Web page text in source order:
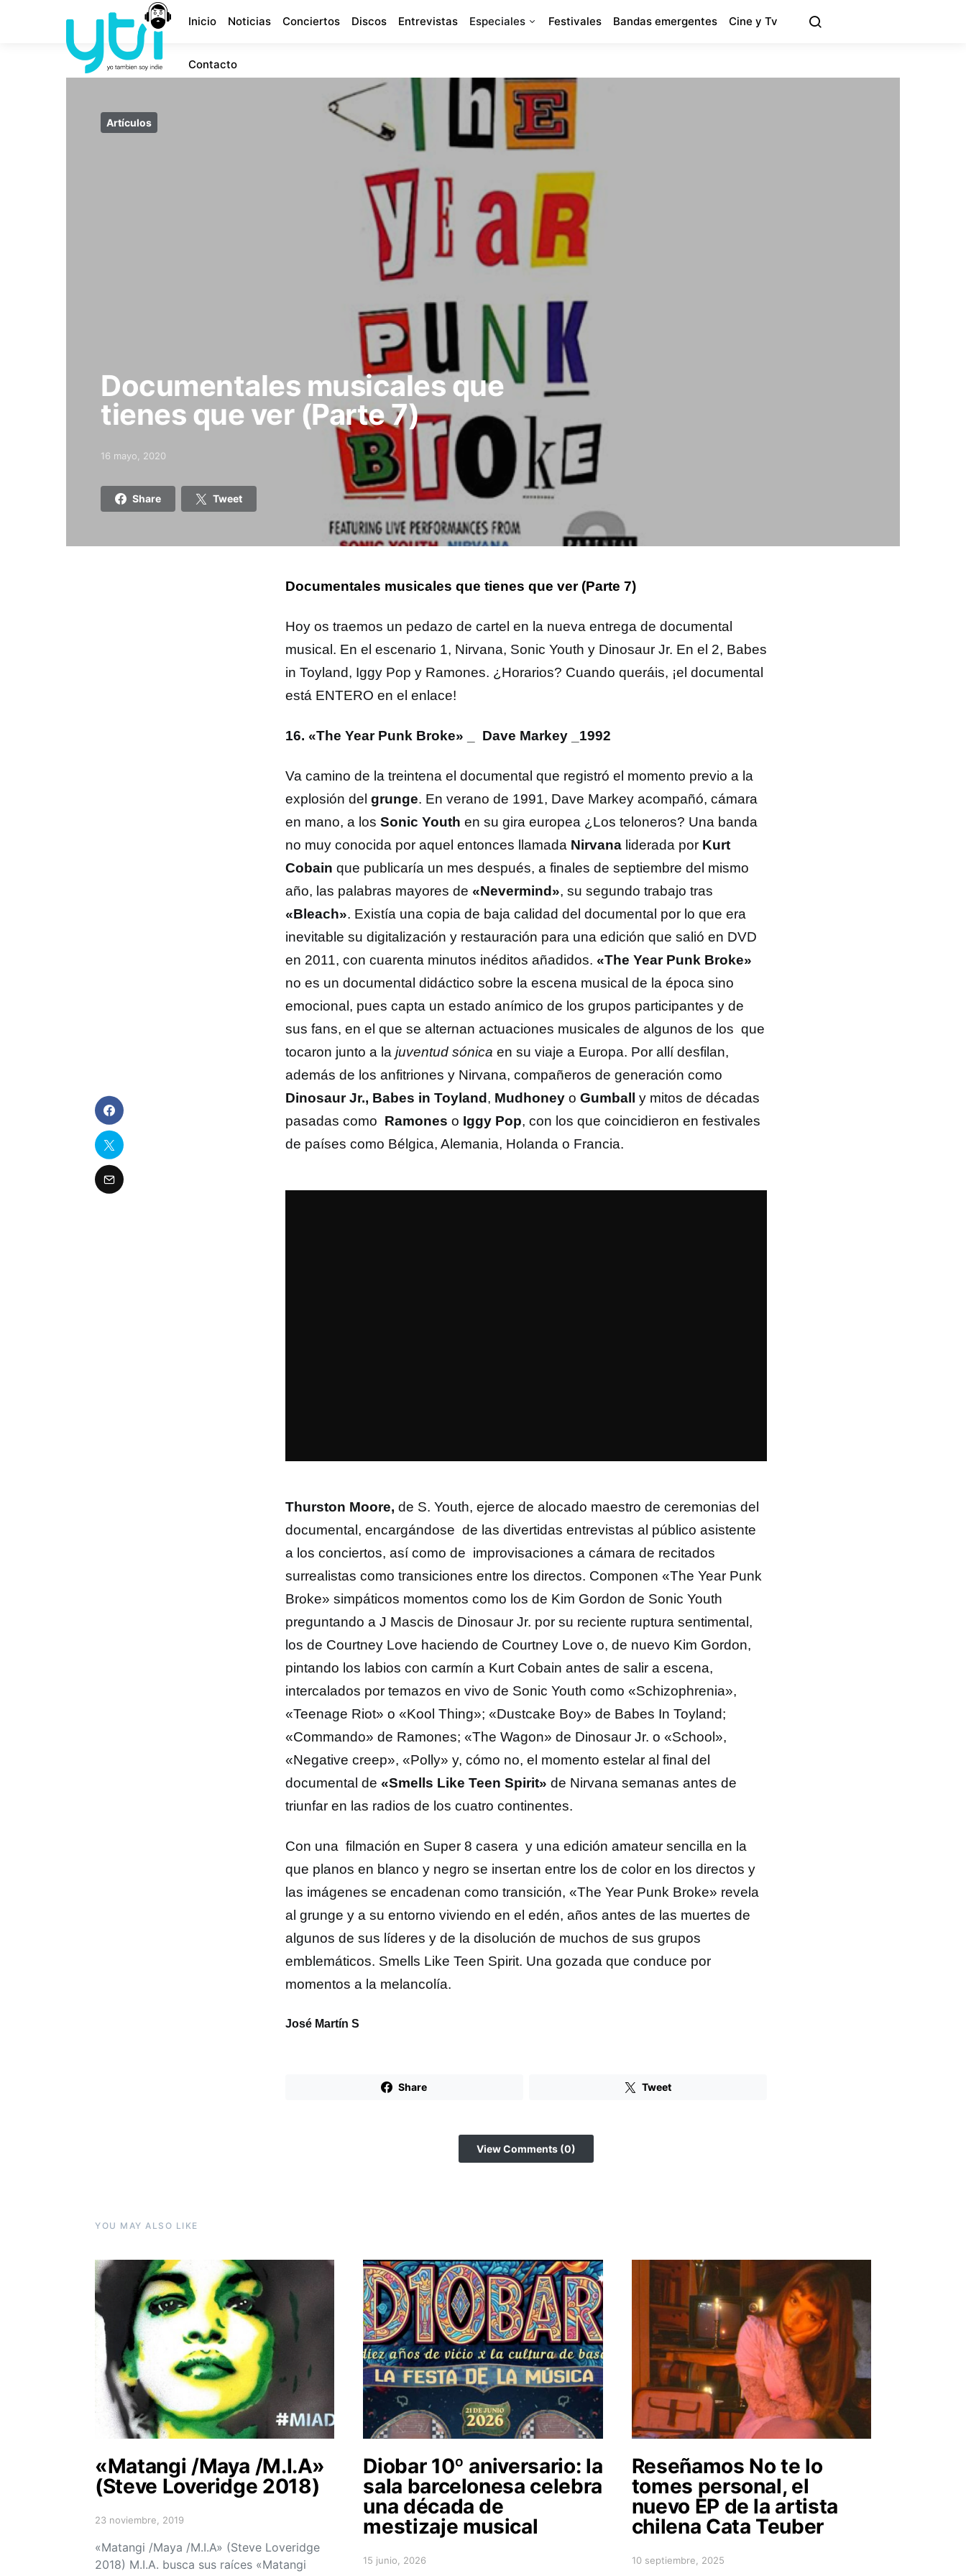
Inicio Noticias Conciertos Discos Entrevistas Especiales Festivales Bandas emergentes Cine y Tv
Contacto
Artículos
Documentales musicales que
tienes que ver (Parte 7)
Posted on
16 mayo, 2020
Share Tweet
Documentales musicales que tienes que ver (Parte 7)
Hoy os traemos un pedazo de cartel en la nueva entrega de documental
musical. En el escenario 1, Nirvana, Sonic Youth y Dinosaur Jr. En el 2, Babes
in Toyland, Iggy Pop y Ramones. ¿Horarios? Cuando queráis, ¡el documental
está ENTERO en el enlace!
16. «The Year Punk Broke» _ Dave Markey _1992
Va camino de la treintena el documental que registró el momento previo a la
explosión del grunge. En verano de 1991, Dave Markey acompañó, cámara
en mano, a los Sonic Youth en su gira europea ¿Los teloneros? Una banda
no muy conocida por aquel entonces llamada Nirvana liderada por Kurt
Cobain que publicaría un mes después, a finales de septiembre del mismo
año, las palabras mayores de «Nevermind», su segundo trabajo tras
«Bleach». Existía una copia de baja calidad del documental por lo que era
inevitable su digitalización y restauración para una edición que salió en DVD
en 2011, con cuarenta minutos inéditos añadidos. «The Year Punk Broke»
no es un documental didáctico sobre la escena musical de la época sino
emocional, pues capta un estado anímico de los grupos participantes y de
sus fans, en el que se alternan actuaciones musicales de algunos de los que
tocaron junto a la juventud sónica en su viaje a Europa. Por allí desfilan,
además de los anfitriones y Nirvana, compañeros de generación como
Dinosaur Jr., Babes in Toyland , Mudhoney o Gumball y mitos de décadas
pasadas como Ramones o Iggy Pop, con los que coincidieron en festivales
de países como Bélgica, Alemania, Holanda o Francia.
Thurston Moore, de S. Youth, ejerce de alocado maestro de ceremonias del
documental, encargándose de las divertidas entrevistas al público asistente
a los conciertos, así como de improvisaciones a cámara de recitados
surrealistas como transiciones entre los directos. Componen «The Year Punk
Broke» simpáticos momentos como los de Kim Gordon de Sonic Youth
preguntando a J Mascis de Dinosaur Jr. por su reciente ruptura sentimental,
los de Courtney Love haciendo de Courtney Love o, de nuevo Kim Gordon,
pintando los labios con carmín a Kurt Cobain antes de salir a escena,
intercalados por temazos en vivo de Sonic Youth como «Schizophrenia»,
«Teenage Riot» o «Kool Thing»; «Dustcake Boy» de Babes In Toyland;
«Commando» de Ramones; «The Wagon» de Dinosaur Jr. o «School»,
«Negative creep», «Polly» y, cómo no, el momento estelar al final del
documental de «Smells Like Teen Spirit» de Nirvana semanas antes de
triunfar en las radios de los cuatro continentes.
Con una filmación en Super 8 casera y una edición amateur sencilla en la
que planos en blanco y negro se insertan entre los de color en los directos y
las imágenes se encadenan como transición, «The Year Punk Broke» revela
al grunge y a su entorno viviendo en el edén, años antes de las muertes de
algunos de sus líderes y de la disolución de muchos de sus grupos
emblemáticos. Smells Like Teen Spirit. Una gozada que conduce por
momentos a la melancolía.
José Martín S
Share Tweet
View Comments (0)
YOU MAY ALSO LIKE
«Matangi /Maya /M.I.A»
(Steve Loveridge 2018)
Posted on
23 noviembre, 2019
«Matangi /Maya /M.I.A» (Steve Loveridge
2018) M.I.A. busca sus raíces «Matangi
Diobar 10º aniversario: la
sala barcelonesa celebra
una década de
mestizaje musical
Posted on
15 junio, 2026
Reseñamos No te lo
tomes personal, el
nuevo EP de la artista
chilena Cata Teuber
Posted on
10 septiembre, 2025